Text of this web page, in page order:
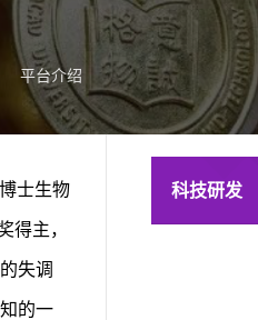
平台介绍
士生物
得主，
失调
的一
科技研发